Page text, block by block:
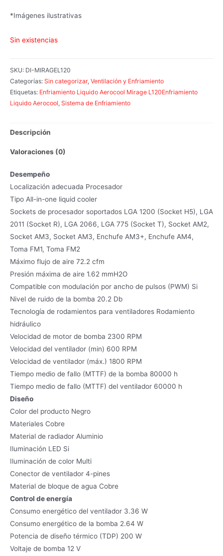
*Imágenes ilustrativas
Sin existencias
SKU: DI-MIRAGEL120
Categorías: Sin categorizar, Ventilación y Enfriamiento
Etiquetas: Enfriamiento Liquido Aerocool Mirage L120Enfriamiento
Liquido Aerocool, Sistema de Enfriamiento
Descripción
Valoraciones (0)
Desempeño
Localización adecuada Procesador
Tipo All-in-one liquid cooler
Sockets de procesador soportados LGA 1200 (Socket H5), LGA
2011 (Socket R), LGA 2066, LGA 775 (Socket T), Socket AM2,
Socket AM3, Socket AM3, Enchufe AM3+, Enchufe AM4,
Toma FM1, Toma FM2
Máximo flujo de aire 72.2 cfm
Presión máxima de aire 1.62 mmH2O
Compatible con modulación por ancho de pulsos (PWM) Si
Nivel de ruido de la bomba 20.2 Db
Tecnología de rodamientos para ventiladores Rodamiento
hidráulico
Velocidad de motor de bomba 2300 RPM
Velocidad del ventilador (min) 600 RPM
Velocidad de ventilador (máx.) 1800 RPM
Tiempo medio de fallo (MTTF) de la bomba 80000 h
Tiempo medio de fallo (MTTF) del ventilador 60000 h
Diseño
Color del producto Negro
Materiales Cobre
Material de radiador Aluminio
Iluminación LED Si
Iluminación de color Multi
Conector de ventilador 4-pines
Material de bloque de agua Cobre
Control de energía
Consumo energético del ventilador 3.36 W
Consumo energético de la bomba 2.64 W
Potencia de diseño térmico (TDP) 200 W
Voltaje de bomba 12 V